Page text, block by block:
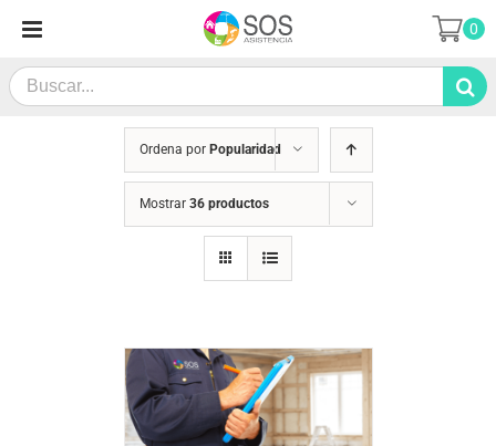
contenido
Search
for:
0
Ordena por Popularidad
Mostrar 36 productos